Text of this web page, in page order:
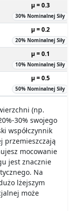
µ = 0.3
30% Nominalnej Siły
µ = 0.2
20% Nominalnej Siły
µ = 0.1
10% Nominalnej Siły
µ = 0.5
50% Nominalnej Siły
(np.
30% swojego
współczynnik
przemieszczają
mocowanie
jest znacznie
Na
lżejszym
może